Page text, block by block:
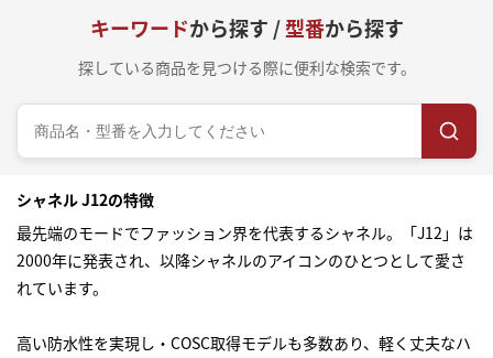
キーワードから探す /型番から探す
探している商品を見つける際に便利な検索です。
シャネル J12の特徴
最先端のモードでファッション界を代表するシャネル。「J12」は
2000年に発表され、以降シャネルのアイコンのひとつとして愛さ
れています。
高い防水性を実現し・COSC取得モデルも多数あり、軽く丈夫なハ